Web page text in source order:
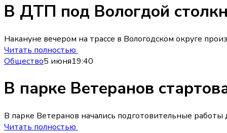
В ДТП под Вологдой
Накануне вечером на трассе в Вологодском округе
Читать полностью
Общество5 июня19:40
В парке Ветеранов
В парке Ветеранов начались подготовительные
Читать полностью